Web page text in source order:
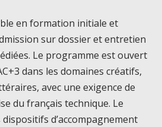
en formation initiale et
sur dossier et entretien
Le programme est ouvert
dans les domaines créatifs,
avec une exigence de
du français technique. Le
d’accompagnement